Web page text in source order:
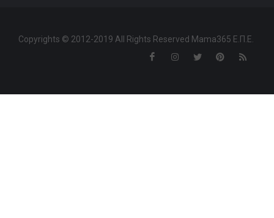
Copyrights © 2012-2019 All Rights Reserved Mama365 Ε.Π.Ε.